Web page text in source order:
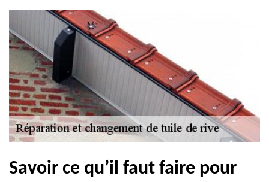
Savoir ce qu’il faut faire pour